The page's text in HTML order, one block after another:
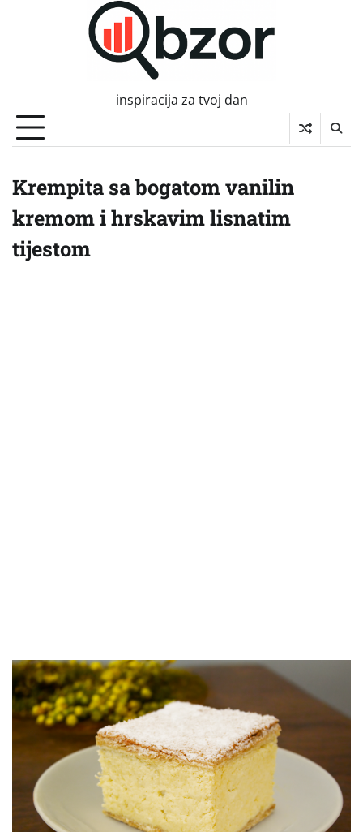
inspiracija za tvoj dan
Krempita sa bogatom vanilin
kremom i hrskavim lisnatim
tijestom